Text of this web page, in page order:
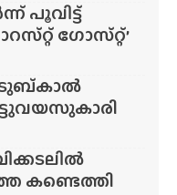
പൂവിട്ട്
ഗോസ്‌റ്റ്’
ടുബ്‌കാൽ
കണ്ടെത്തി